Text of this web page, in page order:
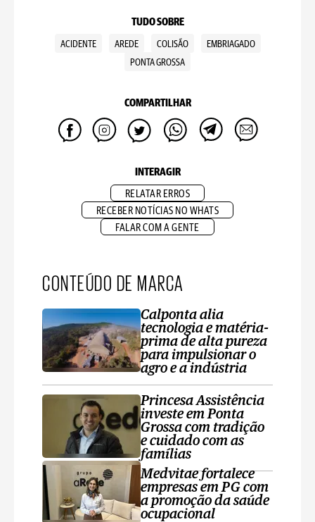
TUDO SOBRE
ACIDENTE AREDE COLISÃO
EMBRIAGADO
PONTA GROSSA
COMPARTILHAR
INTERAGIR
RELATAR ERROS
RECEBER NOTÍCIAS NO WHATS
FALAR COM A GENTE
CONTEÚDO DE MARCA
Calponta alia
tecnologia e matéria-
prima de alta pureza
para impulsionar o
agro e a indústria
Princesa Assistência
investe em Ponta
Grossa com tradição
e cuidado com as
famílias
Medvitae fortalece
empresas em PG com
a promoção da saúde
ocupacional